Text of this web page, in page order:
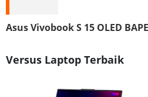
Asus Vivobook S 15 OLED
Versus Laptop Terbaik